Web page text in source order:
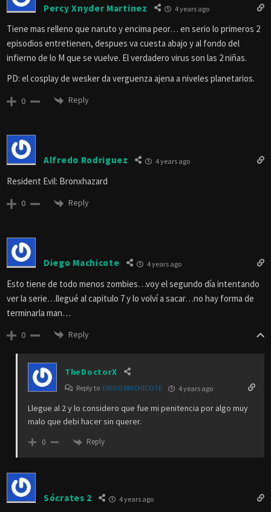
Percy Xnyder Martinez 4 years ago
Tiene mas relleno que naruto y encima peor… en serio lo primeros 2
episodios entretienen, despues va cuesta abajo y al fondo del
infierno de lo M que se vuelve. El verdadero virus son las 2 niñas.
PD: el cosplay de wesker da verguenza ajena a niveles planetarios.
0 Reply
Alfredo Rodriguez 4 years ago
Resident Evil: Bronxhazard
0 Reply
Diego Machicote 4 years ago
Esto tiene de todo menos zombies…voy el segundo día intentando
ver la serie…llegué al capitulo 7 y lo volví a sacar…no hay forma de
terminarla man…
0 Reply
TheDoctorX
Reply to DIEGO MACHICOTE 4 years ago
Llegue al 2 y lo considero que fue mi penitencia por algo muy
malo que debi hacer sin querer.
0 Reply
Sócrates 2 4 years ago